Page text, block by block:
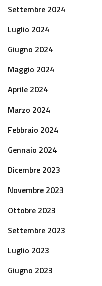
Settembre 2024
Luglio 2024
Giugno 2024
Maggio 2024
Aprile 2024
Marzo 2024
Febbraio 2024
Gennaio 2024
Dicembre 2023
Novembre 2023
Ottobre 2023
Settembre 2023
Luglio 2023
Giugno 2023